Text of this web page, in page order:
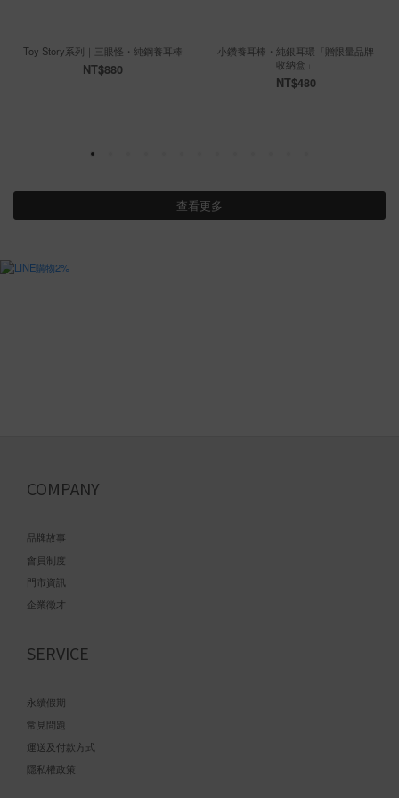
Toy Story系列｜三眼怪・純鋼養耳棒
NT$880
小鑽養耳棒・純銀耳環「贈限量品牌
收納盒」
NT$480
查看更多
COMPANY
品牌故事
會員制度
門市資訊
企業徵才
SERVICE
永續假期
常見問題
運送及付款方式
隱私權政策